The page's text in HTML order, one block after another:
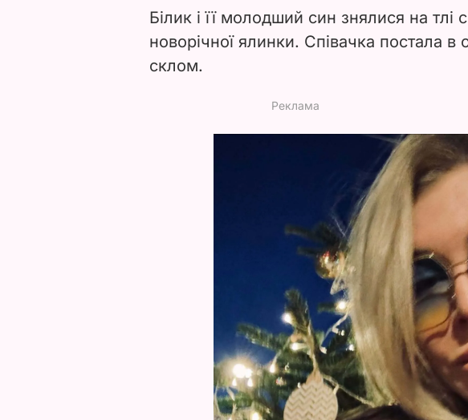
d
Білик і її молодший син знялися на тлі
новорічної ялинки. Співачка постала в
склом.